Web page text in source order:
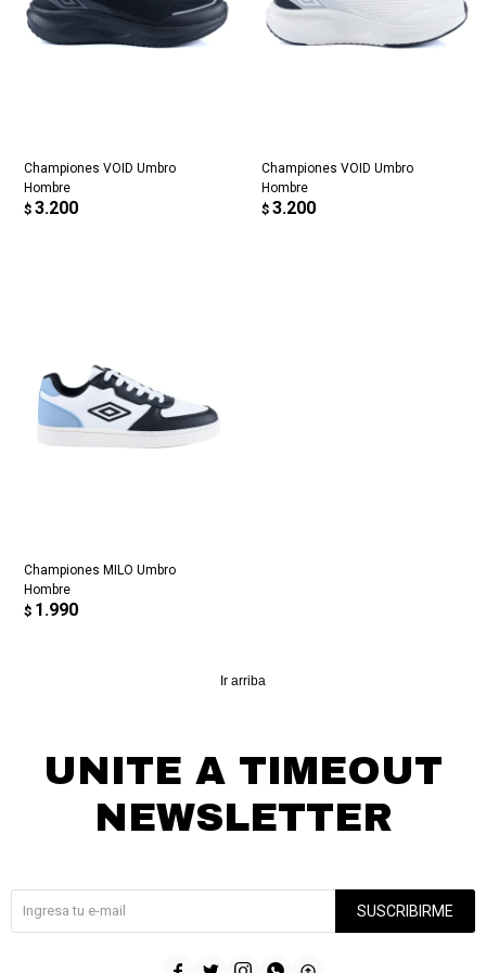
Championes VOID Umbro
Hombre
$ 3.200
Championes VOID Umbro
Hombre
$ 3.200
Championes MILO Umbro
Hombre
$ 1.990
Ir arriba
UNITE A TIMEOUT
NEWSLETTER
SUSCRIBIRME
Fecha de nacimiento
Elegís Pago Después como metodo de pago